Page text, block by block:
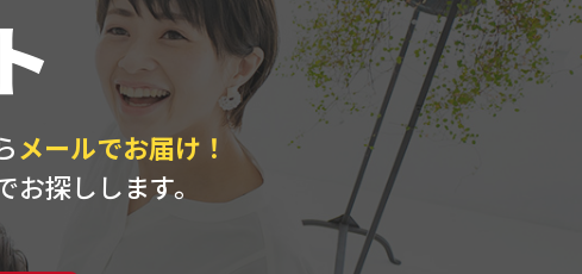
メールでお届け！
探しします。